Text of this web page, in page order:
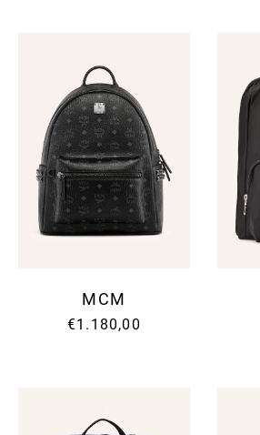
MCM
€1.180,00